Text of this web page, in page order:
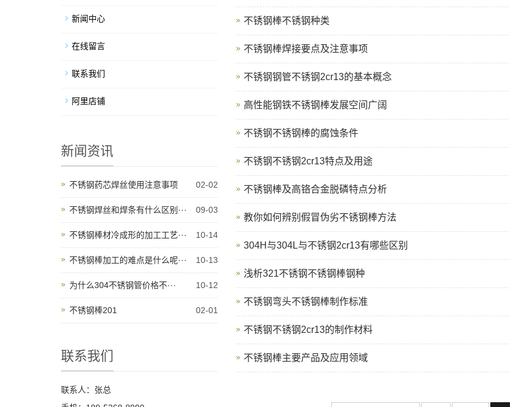
不锈钢棒不锈钢种类
不锈钢棒焊接要点及注意事项
不锈钢钢管不锈钢2cr13的基本概念
高性能钢铁不锈钢棒发展空间广阔
不锈钢不锈钢棒的腐蚀条件
不锈钢不锈钢2cr13特点及用途
不锈钢棒及高铬合金脱磷特点分析
教你如何辨别假冒伪劣不锈钢棒方法
304H与304L与不锈钢2cr13有哪些区别
浅析321不锈钢不锈钢棒钢种
不锈钢弯头不锈钢棒制作标准
不锈钢不锈钢2cr13的制作材料
不锈钢棒主要产品及应用领域
新闻中心
在线留言
联系我们
阿里店铺
新闻资讯
不锈钢药芯焊丝使用注意事项 02-02
不锈钢焊丝和焊条有什么区别··· 09-03
不锈钢棒材冷成形的加工工艺··· 10-14
不锈钢棒加工的难点是什么呢··· 10-13
为什么304不锈钢管价格不··· 10-12
不锈钢棒201 02-01
联系我们
联系人：张总